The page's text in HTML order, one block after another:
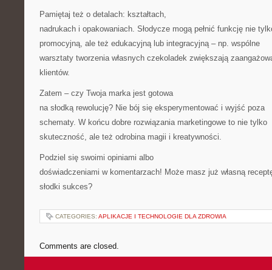
Pamiętaj też o detalach: kształtach,
nadrukach i opakowaniach. Słodycze mogą pełnić funkcję nie
promocyjną, ale też edukacyjną lub integracyjną – np. wspólne
warsztaty tworzenia własnych czekoladek zwiększają
klientów.
Zatem – czy Twoja marka jest gotowa
na słodką rewolucję? Nie bój się eksperymentować i wyjść poza
schematy. W końcu dobre rozwiązania marketingowe to nie tylko
skuteczność, ale też odrobina magii i kreatywności.
Podziel się swoimi opiniami albo
doświadczeniami w komentarzach! Może masz już własną
słodki sukces?
CATEGORIES: APLIKACJE I TECHNOLOGIE DLA ZDROWIA
Comments are closed.